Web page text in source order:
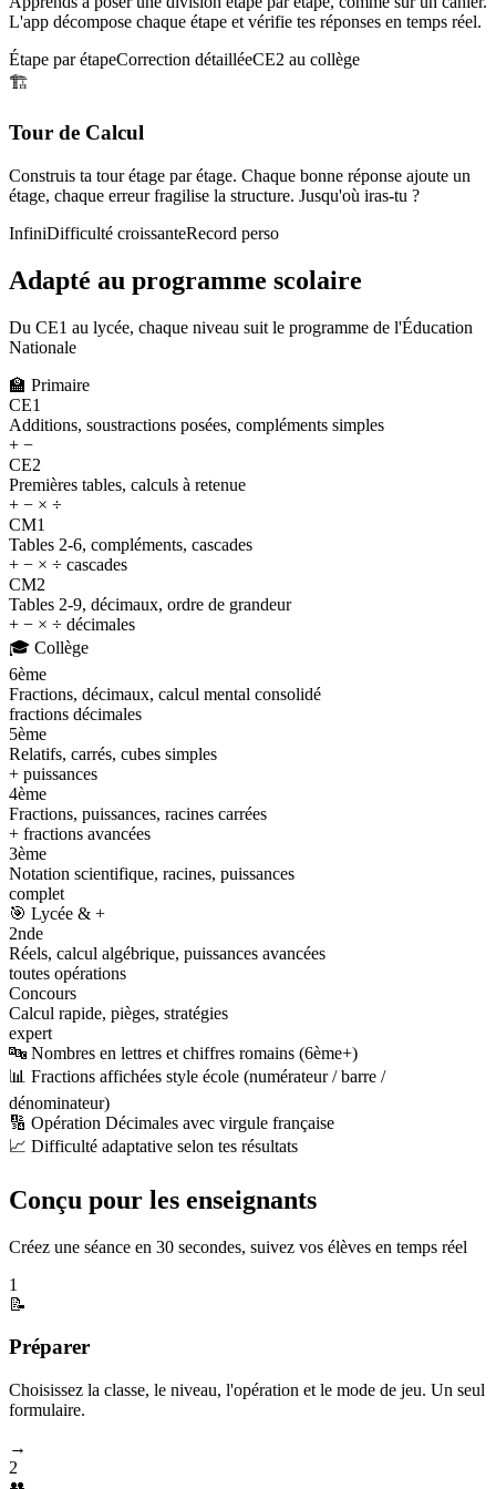
L'app décompose chaque étape et vérifie tes réponses en temps réel.
Étape par étapeCorrection détailléeCE2 au collège
🏗️
Tour de Calcul
Construis ta tour étage par étage. Chaque bonne réponse ajoute un
étage, chaque erreur fragilise la structure. Jusqu'où iras-tu ?
InfiniDifficulté croissanteRecord perso
Adapté au programme scolaire
Du CE1 au lycée, chaque niveau suit le programme de l'Éducation
Nationale
🏫 Primaire
CE1
Additions, soustractions posées, compléments simples
+ −
CE2
Premières tables, calculs à retenue
+ − × ÷
CM1
Tables 2-6, compléments, cascades
+ − × ÷ cascades
CM2
Tables 2-9, décimaux, ordre de grandeur
+ − × ÷ décimales
🎓 Collège
6ème
Fractions, décimaux, calcul mental consolidé
fractions décimales
5ème
Relatifs, carrés, cubes simples
+ puissances
4ème
Fractions, puissances, racines carrées
+ fractions avancées
3ème
Notation scientifique, racines, puissances
complet
🎯 Lycée & +
2nde
Réels, calcul algébrique, puissances avancées
toutes opérations
Concours
Calcul rapide, pièges, stratégies
expert
🔤 Nombres en lettres et chiffres romains (6ème+)
📊 Fractions affichées style école (numérateur / barre /
dénominateur)
🔢 Opération Décimales avec virgule française
📈 Difficulté adaptative selon tes résultats
Conçu pour les enseignants
Créez une séance en 30 secondes, suivez vos élèves en temps réel
1
📝
Préparer
Choisissez la classe, le niveau, l'opération et le mode de jeu. Un seul
formulaire.
→
2